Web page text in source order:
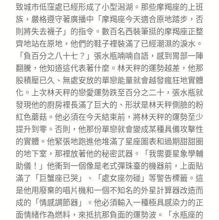
致城市低窪處已經形成了小型潟湖。那些摩羯座的上班
族，嚴格遵守著廣播中「摩羯座今天適合原地踏步，否
則將失去襪子」的指令。數百名西裝筆挺的摩羯座正整
齊地站在原地，他們的鞋子裡裝滿了已經潮濕的淚水。
「負百分之八十七？」張水瓶喃喃自語，感到胃部一陣
翻騰，他知道這代表著什麼。林天秤的運勢越差，他那
股積壓已久、無處安放的單戀能量就會越發瘋狂地實體
化。上次林天秤的戀愛運勢跌至百分之二十，張水瓶就
發現他的廚房裡長滿了巨大的、形狀是林天秤側臉的粉
紅色蘑菇。他必須在今天結束前，將林天秤的運勢至少
提升到零。否則，他那份單戀就會變成某種具備攻擊性
的實體。他緊張地跑進他堆滿了星座圖表和過期甜甜圈
的地下室，那裡放著他的秘密武器。「我需要星象學輔
助儀！」他衝到一個像是老式彈珠臺的機器前，上面貼
滿了「巨蟹座已哭」、「處女座勿碰」等警告標籤。這
是他用廢棄的唱片機和一個不知名的外星計算器改造而
成的「情感調節器」。他必須輸入一種極具感染力的正
面情緒作為燃料，來抵抗那負面的運勢波。「水瓶座的